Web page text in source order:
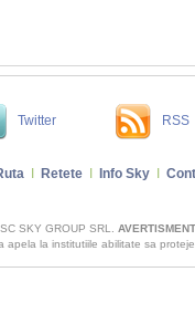
Twitter RSS
I ReteteI Info SkyI
SKY GROUP SRL. AVERTISMENT
la institutiile abilitate sa